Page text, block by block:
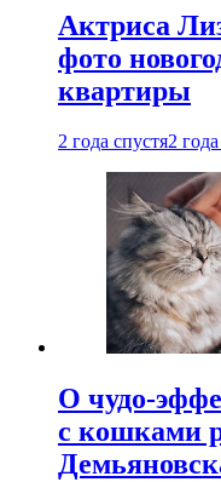
Актриса
фото
квартиры
2 года спустя2
О чудо-
с кошками